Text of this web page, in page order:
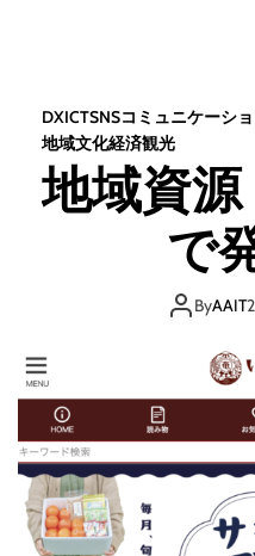
DXICTSNSコミュニケーシ
地域文化経済観光
地域資源
で
ByAAIT